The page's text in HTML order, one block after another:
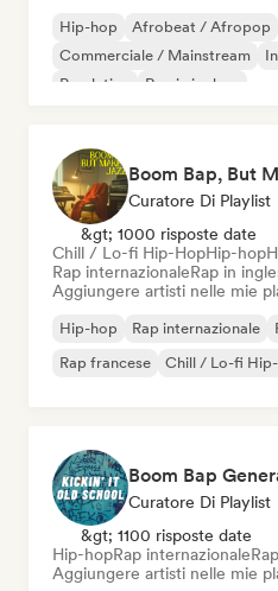
Hip-hop Afrobeat / Afropop
Commerciale / Mainstream
Pop latino
Rap in inglese
Curatore Di Playlist
&gt; 1000 risposte date
Chill / Lo-fi Hip-HopHip-hop
Rap internazionaleRap in
Aggiungere artisti nelle mie
Hip-hop Rap internazionale
Rap francese
Chill / Lo-fi
Curatore Di Playlist
&gt; 1100 risposte date
Hip-hopRap internazionale
Aggiungere artisti nelle mie